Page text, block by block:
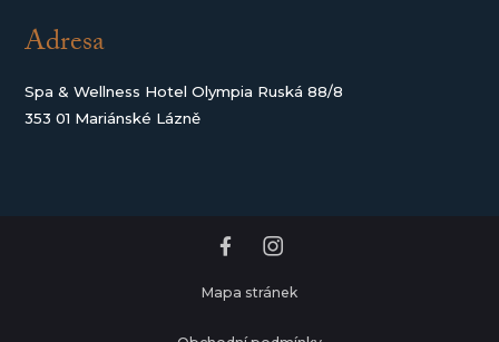
Adresa
Spa & Wellness Hotel Olympia Ruská 88/8
353 01 Mariánské Lázně
Mapa stránek